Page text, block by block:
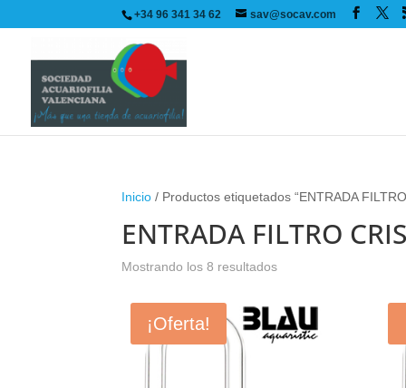
+34 96 341 34 62 sav@socav.com
Inicio / Productos etiquetados “ENTRADA
ENTRADA FILTRO
Mostrando los 8 resultados
¡Oferta!